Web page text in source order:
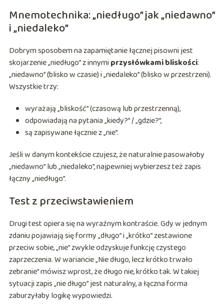
Mnemotechnika: „niedługo” jak „niedawno”
i „niedaleko”
Dobrym sposobem na zapamiętanie łącznej pisowni jest
skojarzenie „niedługo” z innymi przysłówkami bliskości:
„niedawno” (blisko w czasie) i „niedaleko” (blisko w przestrzeni).
Wszystkie trzy:
wyrażają „bliskość” (czasową lub przestrzenną),
odpowiadają na pytania „kiedy?” / „gdzie?”,
są zapisywane łącznie z „nie”.
Jeśli w danym kontekście czujesz, że naturalnie pasowałoby
„niedawno” lub „niedaleko”, najpewniej wybierzesz też zapis
łączny „niedługo”.
Test z przeciwstawieniem
Drugi test opiera się na wyraźnym kontraście. Gdy w jednym
zdaniu pojawiają się formy „długo” i „krótko” zestawione
przeciw sobie, „nie” zwykle odzyskuje funkcję czystego
zaprzeczenia. W wariancie „Nie długo, lecz krótko trwało
zebranie” mówisz wprost, że długo nie, krótko tak. W takiej
sytuacji zapis „nie długo” jest naturalny, a łączna forma
zaburzyłaby logikę wypowiedzi.